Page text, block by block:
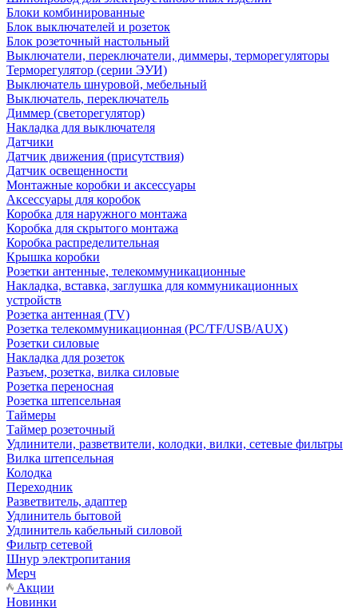
Блоки комбинированные
Блок выключателей и розеток
Блок розеточный настольный
Выключатели, переключатели, диммеры, терморегуляторы
Терморегулятор (серии ЭУИ)
Выключатель шнуровой, мебельный
Выключатель, переключатель
Диммер (светорегулятор)
Накладка для выключателя
Датчики
Датчик движения (присутствия)
Датчик освещенности
Монтажные коробки и аксессуары
Аксессуары для коробок
Коробка для наружного монтажа
Коробка для скрытого монтажа
Коробка распределительная
Крышка коробки
Розетки антенные, телекоммуникационные
Накладка, вставка, заглушка для коммуникационных
устройств
Розетка антенная (TV)
Розетка телекоммуникационная (PC/TF/USB/AUX)
Розетки силовые
Накладка для розеток
Разъем, розетка, вилка силовые
Розетка переносная
Розетка штепсельная
Таймеры
Таймер розеточный
Удлинители, разветвители, колодки, вилки, сетевые фильтры
Вилка штепсельная
Колодка
Переходник
Разветвитель, адаптер
Удлинитель бытовой
Удлинитель кабельный силовой
Фильтр сетевой
Шнур электропитания
Мерч
Акции
Новинки